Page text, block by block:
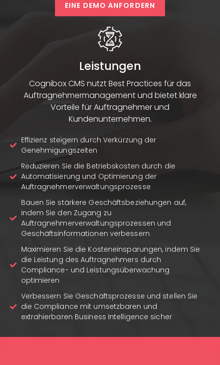
EINE DEMO ANFORDERN
Leistungen
Cognibox CMS nutzt Best Practices für das
Auftragnehmermanagement und bietet klare
Vorteile für Auftragnehmer und
Kundenunternehmen.
Effizienz steigern durch Verkürzung der
Genehmigungszeiten
Reduzieren Sie die Betriebskosten durch die
Automatisierung und Optimierung der
Auftragnehmerverwaltungsprozesse
Bauen Sie stärkere Geschäftsbeziehungen auf,
indem Sie den Zugang zu
Auftragnehmerverwaltungsprozessen und
Geschäftsinformationen verbessern
Maximieren Sie die Kosteneinsparungen, indem Sie
die Leistung des Auftragnehmers durch
Compliance- und Leistungsüberwachung
optimieren
Verbessern Sie Geschäftsprozesse und stellen Sie
die Compliance mit umsetzbaren und
extrahierbaren Business Intelligence sicher